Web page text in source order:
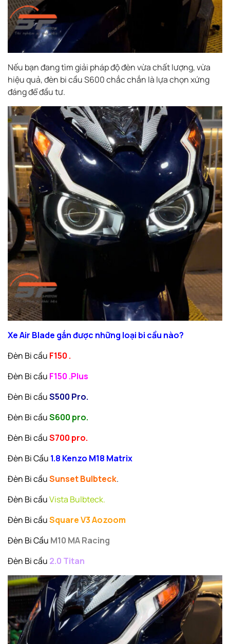
Nếu bạn đang tìm giải pháp độ đèn vừa chất lượng, vừa
hiệu quả, đèn bi cầu S600 chắc chắn là lựa chọn xứng
đáng để đầu tư.
Xe Air Blade gắn được những loại bi cầu nào?
Đèn Bi cầu F150 .
Đèn Bi cầu F150 .Plus
Đèn Bi cầuS500 Pro.
Đèn Bi cầuS600 pro.
Đèn Bi cầuS700 pro.
Đèn Bi Cầu 1.8 Kenzo M18 Matrix
Đèn Bi cầuSunset Bulbteck.
Đèn Bi cầuVista Bulbteck.
Đèn Bi cầuSquare V3 Aozoom
Đèn Bi Cầu M10 MA Racing
Đèn Bi cầu 2.0 Titan